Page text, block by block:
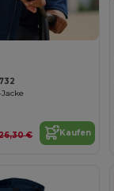
€ Kaufen